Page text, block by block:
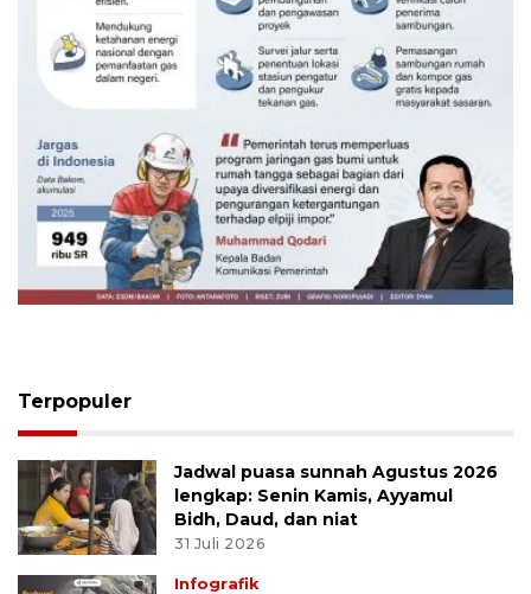
160 ribu sambungan baru jaringan
gas 2026
7 Agustus 2026
Terpopuler
Jadwal puasa sunnah Agustus 2026
lengkap: Senin Kamis, Ayyamul
Bidh, Daud, dan niat
31 Juli 2026
Infografik